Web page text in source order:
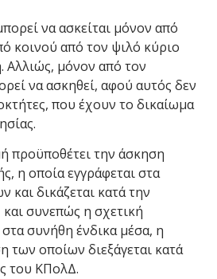
να ασκείται μόνον από
κοινού από τον ψιλό κύριο
Αλλιώς, μόνον από τον
να ασκηθεί, αφού αυτός δεν
που έχουν το δικαίωμα
προϋποθέτει την άσκηση
η οποία εγγράφεται στα
και δικάζεται κατά την
και συνεπώς η σχετική
συνήθη ένδικα μέσα, η
των οποίων διεξάγεται κατά
του ΚΠολΔ.